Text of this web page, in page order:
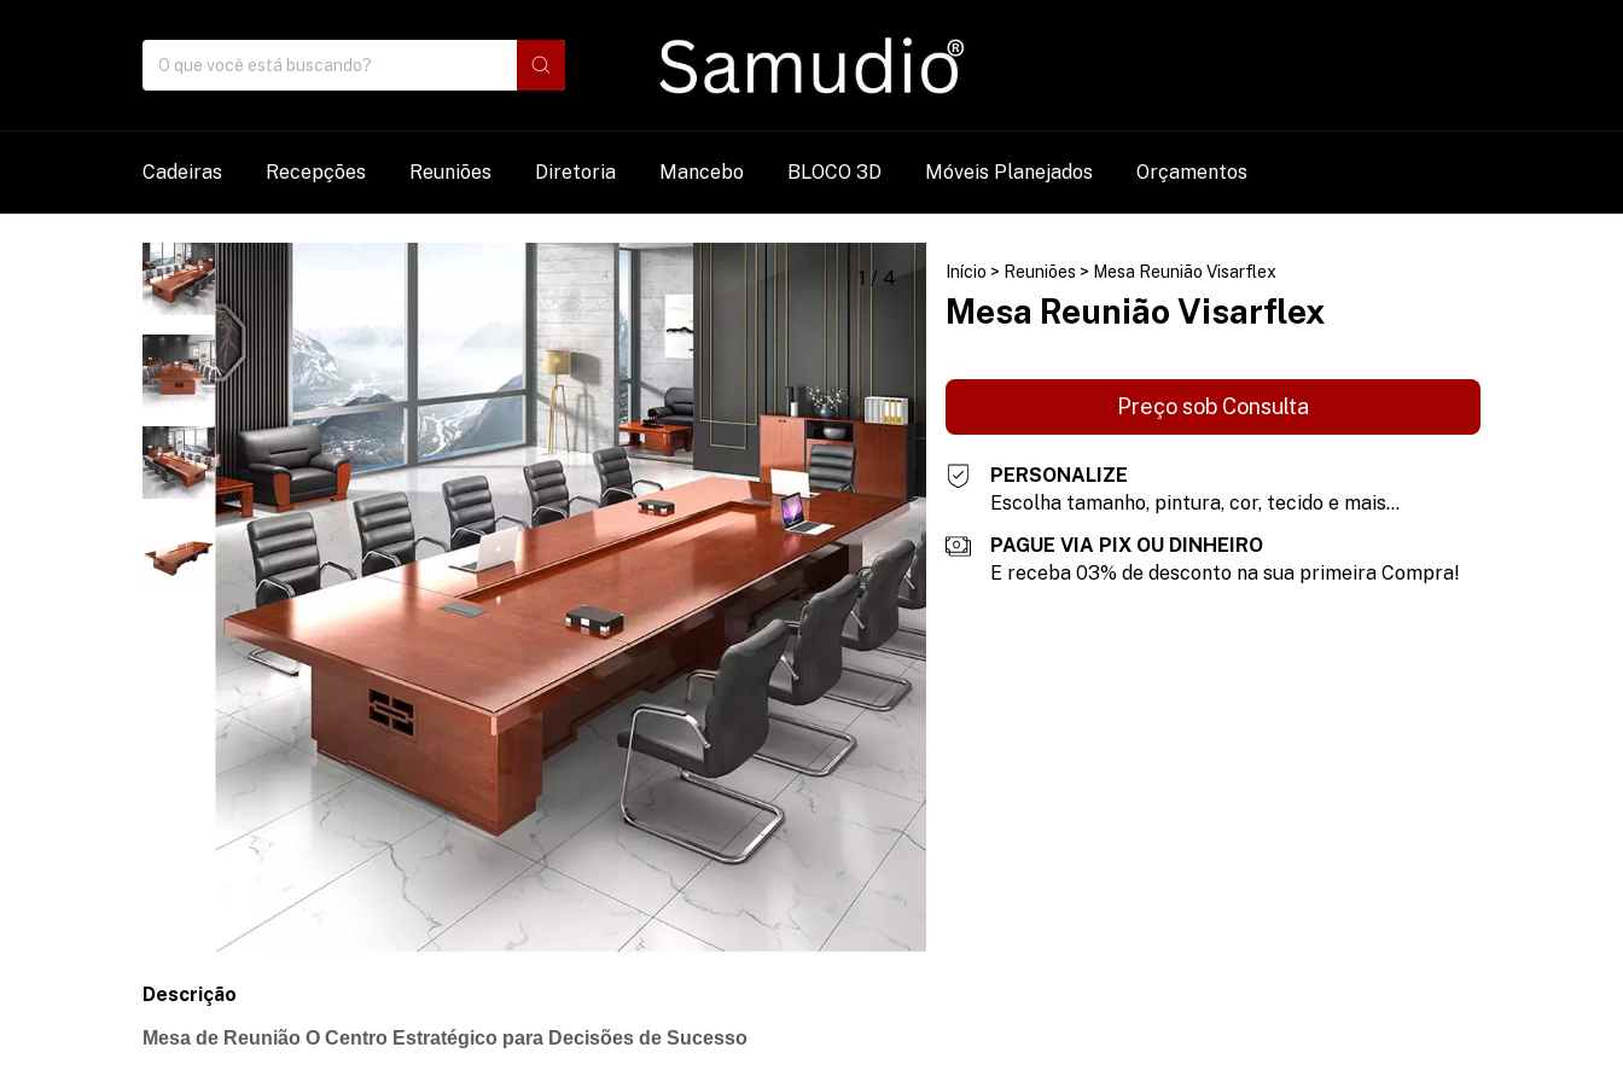
Cadeiras Recepções Reuniões Diretoria Mancebo BLOCO 3D Móveis Planejados Orçamentos
1 / 4 Início > Reuniões > Mesa Reunião Visarflex
Mesa Reunião Visarflex
PERSONALIZE
Escolha tamanho, pintura, cor, tecido e mais...
PAGUE VIA PIX OU DINHEIRO
E receba 03% de desconto na sua primeira Compra!
Descrição
Mesa de Reunião O Centro Estratégico para Decisões de Sucesso